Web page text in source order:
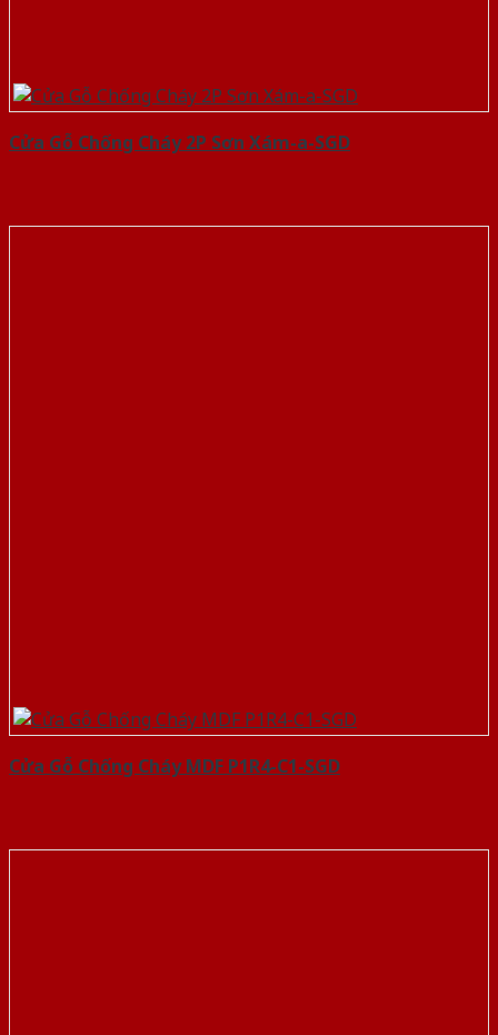
Cửa Gỗ Chống Cháy 2P Sơn Xám-a-SGD
Cửa Gỗ Chống Cháy MDF P1R4-C1-SGD